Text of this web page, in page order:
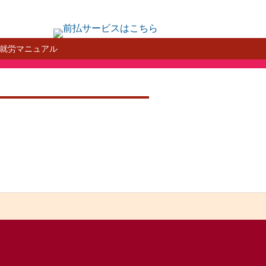
労マニュアル